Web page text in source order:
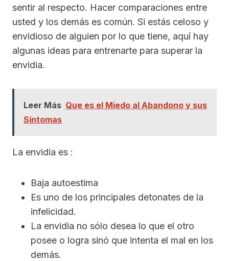
sentir al respecto. Hacer comparaciones entre
usted y los demás es común. Si estás celoso y
envidioso de alguien por lo que tiene, aquí hay
algunas ideas para entrenarte para superar la
envidia.
Leer Más Que es el Miedo al Abandono y sus
Síntomas
La envidia es :
Baja autoestima
Es uno de los principales detonates de la
infelicidad.
La envidia no sólo desea lo que el otro
posee o logra sinó que intenta el mal en los
demás.